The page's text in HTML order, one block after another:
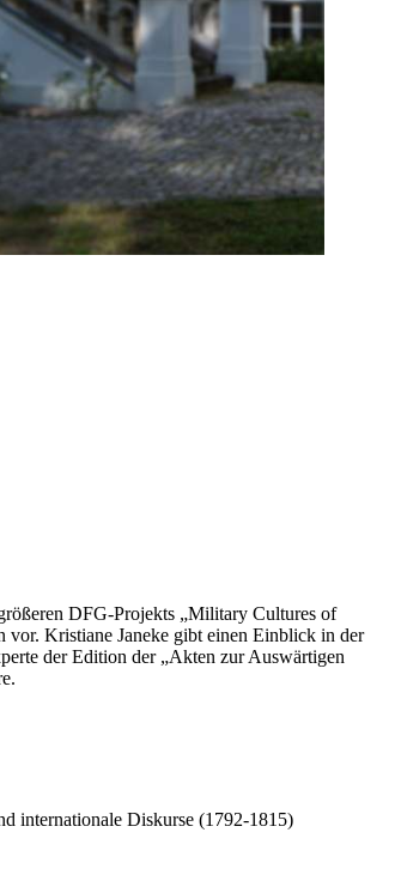
DFG-Projekts „Military Cultures of
vor. Kristiane Janeke gibt einen Einblick in der
der Edition der „Akten zur Auswärtigen
internationale Diskurse (1792-1815)